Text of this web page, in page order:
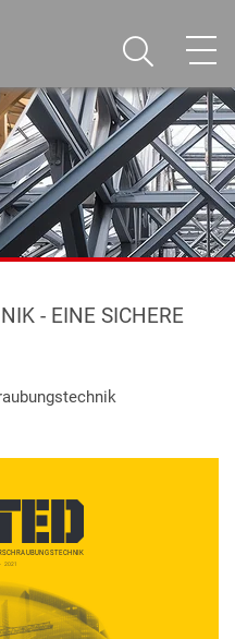
- EINE SICHERE